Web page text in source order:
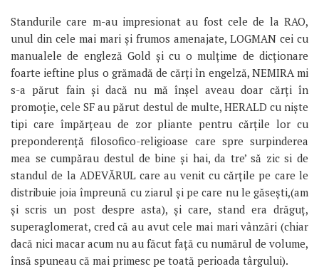
Standurile care m-au impresionat au fost cele de la RAO,
unul din cele mai mari și frumos amenajate, LOGMAN cei cu
manualele de engleză Gold și cu o mulțime de dicționare
foarte ieftine plus o grămadă de cărți în engelză, NEMIRA mi
s-a părut fain și dacă nu mă înșel aveau doar cărți în
promoție, cele SF au părut destul de multe, HERALD cu niște
tipi care împărțeau de zor pliante pentru cărțile lor cu
preponderență filosofico-religioase care spre surpinderea
mea se cumpărau destul de bine și hai, da tre’ să zic si de
standul de la ADEVĂRUL care au venit cu cărțile pe care le
distribuie joia împreună cu ziarul și pe care nu le găsești,(am
și scris un post despre asta), și care, stand era drăguț,
superaglomerat, cred că au avut cele mai mari vânzări (chiar
dacă nici macar acum nu au făcut față cu numărul de volume,
însă spuneau că mai primesc pe toată perioada târgului).